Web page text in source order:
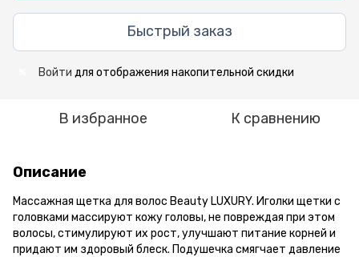
Быстрый заказ
Войти для отображения накопительной скидки
В избранное К сравнению
Описание
Массажная щетка для волос Beauty LUXURY. Иголки щетки с
головками массируют кожу головы, не повреждая при этом
волосы, стимулируют их рост, улучшают питание корней и
придают им здоровый блеск. Подушечка смягчает давление